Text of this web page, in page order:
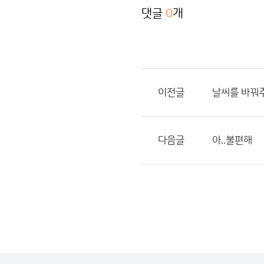
댓글 0개
이전글 날씨를 바꿔
다음글 아..불편해